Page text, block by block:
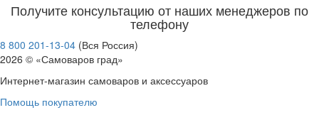
Получите консультацию от наших менеджеров по
телефону
8 800 201-13-04 (Вся Россия)
2026 © «Самоваров град»
Интернет-магазин самоваров и аксессуаров
Помощь покупателю